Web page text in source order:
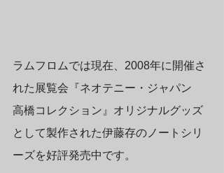
ラムフロムでは現在、2008年に開催さ
れた展覧会『ネオテニー・ジャパン
高橋コレクション』オリジナルグッズ
として製作された伊藤存のノートシリ
ーズを好評発売中です。